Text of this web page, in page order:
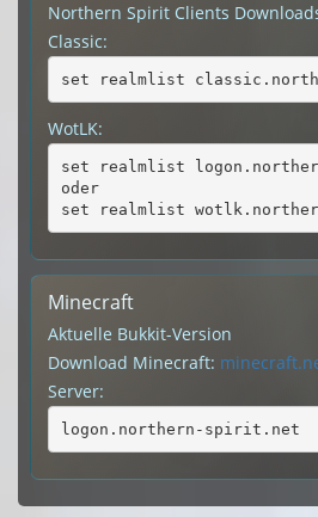
Northern Spirit Clients
Classic:
set realmlist
WotLK:
set realmlist
oder
set realmlist
Minecraft
Aktuelle Bukkit-Version
Download Minecraft:
Server:
logon.northern-spirit.net